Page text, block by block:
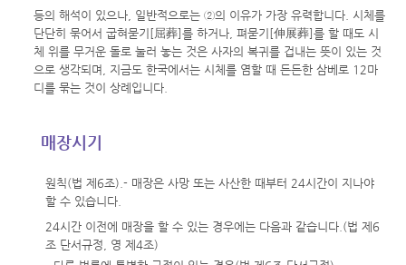
등의 해석이 있으나, 일반적으로는 ②의 이유가 가장 유력합니다. 시체를
단단히 묶어서 굽혀묻기[屈葬]를 하거나, 펴묻기[伸展葬]를 할 때도 시
체 위를 무거운 돌로 눌러 놓는 것은 사자의 복귀를 겁내는 뜻이 있는 것
으로 생각되며, 지금도 한국에서는 시체를 염할 때 든든한 삼베로 12마
디를 묶는 것이 상례입니다.
매장시기
원칙(법 제6조).- 매장은 사망 또는 사산한 때부터 24시간이 지나야
할 수 있습니다.
24시간 이전에 매장을 할 수 있는 경우에는 다음과 같습니다.(법 제6
조 단서규정, 영 제4조)